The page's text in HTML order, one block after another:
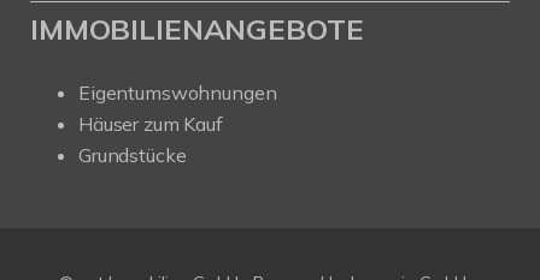
IMMOBILIENANGEBOTE
Eigentumswohnungen
Häuser zum Kauf
Grundstücke